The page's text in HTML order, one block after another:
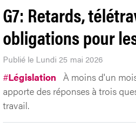
G7: Retards,
obligations pour
Publié le Lundi 25 mai 2026
#Législation À moins d'un
apporte des réponses à trois
travail.